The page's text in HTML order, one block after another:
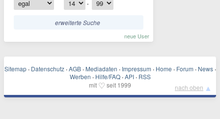
-
erweiterte Suche
neue User
Sitemap · Datenschutz · AGB · Mediadaten · Impressum · Home · Forum · News ·
Werben · Hilfe/FAQ · API · RSS
mit ♡ seit 1999 nach oben ▲